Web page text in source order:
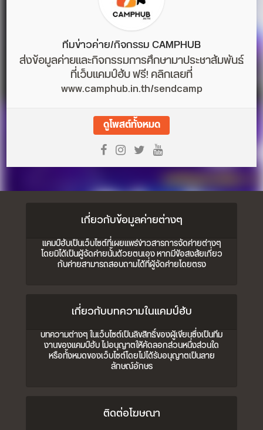
ทีมข่าวค่าย/กิจกรรม CAMPHUB
ส่งข้อมูลค่ายและกิจกรรมการศึกษามาประชาสัมพันธ์
ที่เว็บแคมป์ฮับ ฟรี! คลิกเลยที่
www.camphub.in.th/sendcamp
ดูโพสต์ทั้งหมด
เกี่ยวกับข้อมูลค่ายต่างๆ
แคมป์ฮับเป็นเว็บไซต์ที่เผยแพร่ข่าวสารการจัดค่ายต่างๆ
โดยมิได้เป็นผู้จัดค่ายนั้นด้วยตนเอง หากมีข้อสงสัยเกี่ยว
กับค่ายสามารถสอบถามได้ที่ผู้จัดค่ายโดยตรง
เกี่ยวกับบทความในแคมป์ฮับ
บทความต่างๆ ในเว็บไซต์เป็นลิขสิทธิ์ของผู้เขียนซึ่งเป็นทีม
งานของแคมป์ฮับ ไม่อนุญาตให้คัดลอกส่วนหนึ่งส่วนใด
หรือทั้งหมดของเว็บไซต์โดยไม่ได้รับอนุญาตเป็นลาย
ลักษณ์อักษร
ติดต่อโฆษณา